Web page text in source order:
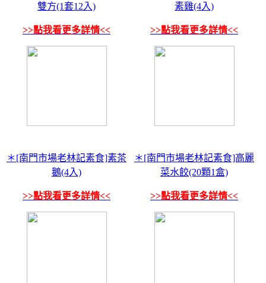
雙方(1套12入)
>>點我看更多詳情<<
素雞(4入)
>>點我看更多詳情<<
＊[南門市場老林記素食]素茶
鵝(4入)
>>點我看更多詳情<<
＊[南門市場老林記素食]高麗
菜水餃(20顆1盒)
>>點我看更多詳情<<